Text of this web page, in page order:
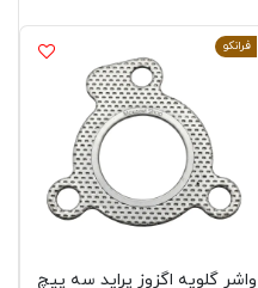
فرانکو
واشر گلویه اگزوز پراید سه پیچ